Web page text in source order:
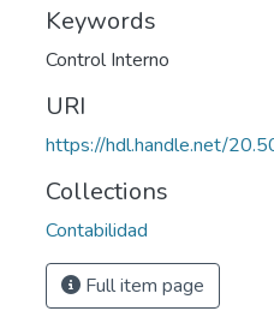
Keywords
Control Interno
URI
https://hdl.handle.net/
Collections
Contabilidad
Full item page